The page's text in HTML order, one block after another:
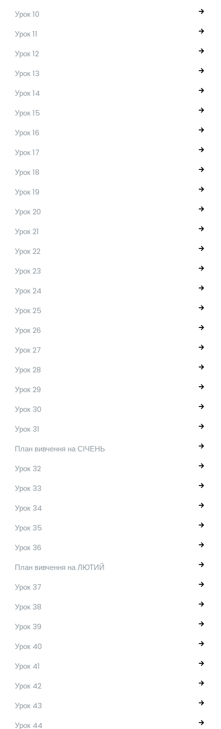
Урок 10
Урок 11
Урок 12
Урок 13
Урок 14
Урок 15
Урок 16
Урок 17
Урок 18
Урок 19
Урок 20
Урок 21
Урок 22
Урок 23
Урок 24
Урок 25
Урок 26
Урок 27
Урок 28
Урок 29
Урок 30
Урок 31
План вивчення на СІЧЕНЬ
Урок 32
Урок 33
Урок 34
Урок 35
Урок 36
План вивчення на ЛЮТИЙ
Урок 37
Урок 38
Урок 39
Урок 40
Урок 41
Урок 42
Урок 43
Урок 44